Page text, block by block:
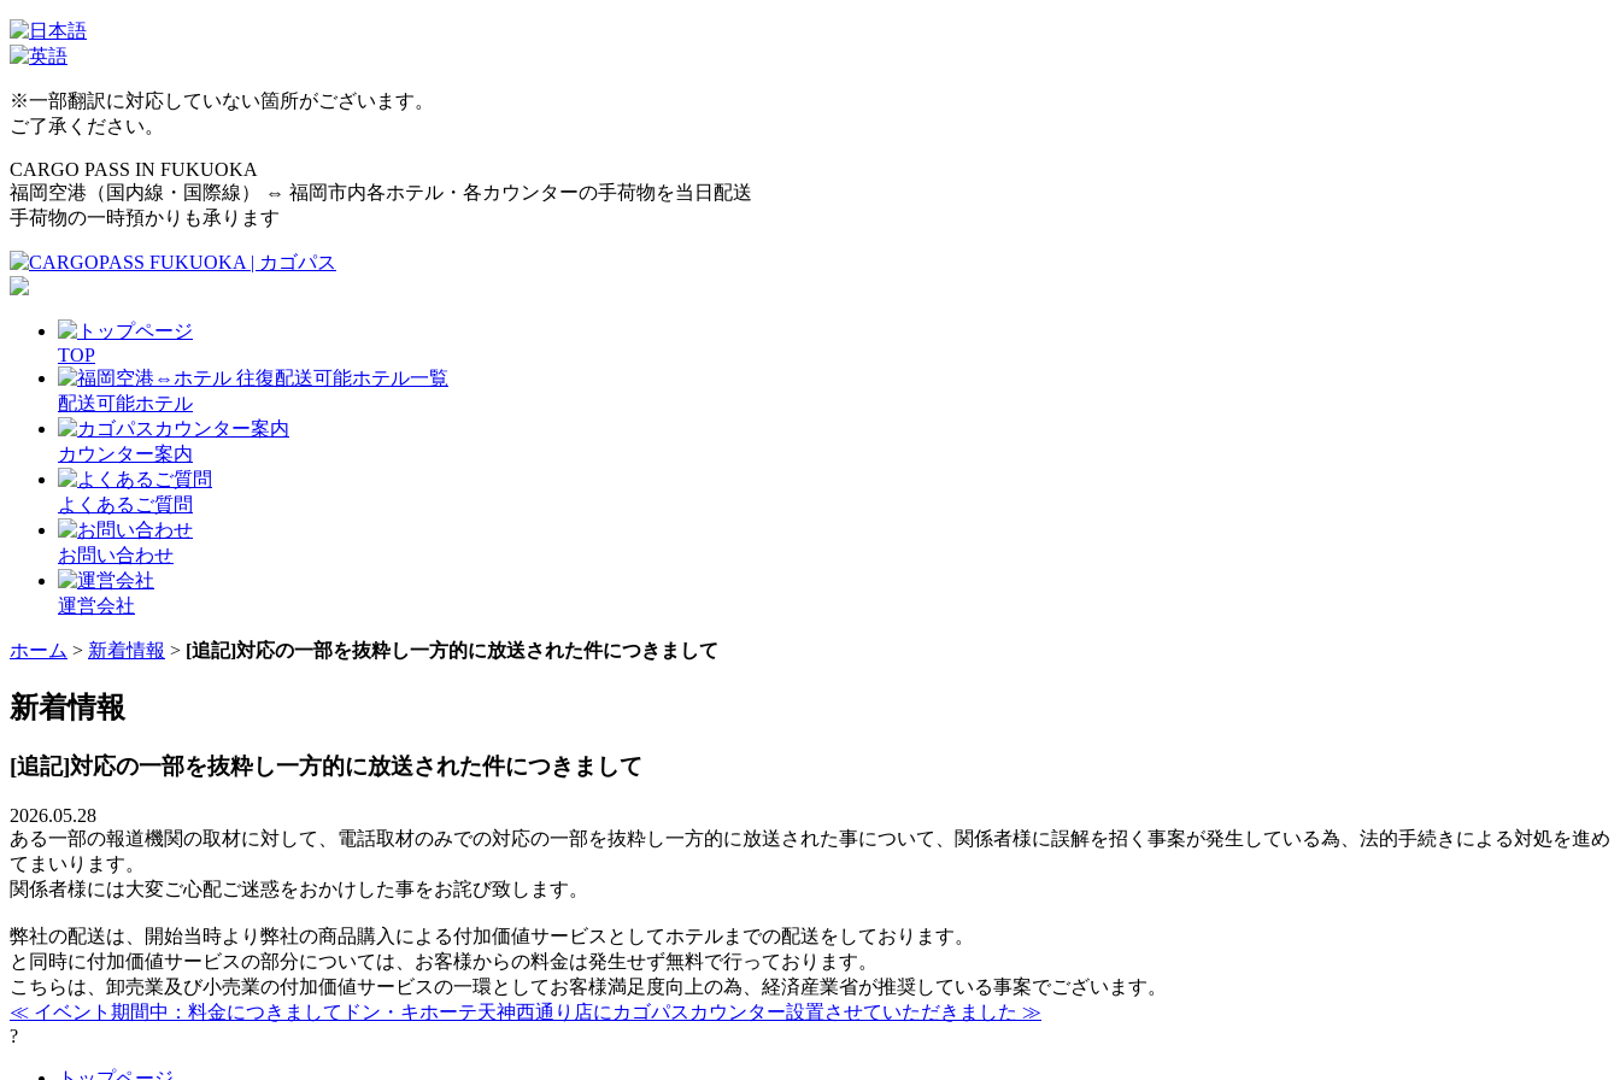
※一部翻訳に対応していない箇所がございます。
ご了承ください。
CARGO PASS IN FUKUOKA
福岡空港（国内線・国際線） ⇔ 福岡市内各ホテル・各カウンターの手荷物を当日配送
手荷物の一時預かりも承ります
TOP
配送可能ホテル
カウンター案内
よくあるご質問
お問い合わせ
運営会社
ホーム > 新着情報 > [追記]対応の一部を抜粋し一方的に放送された件につきまして
新着情報
[追記]対応の一部を抜粋し一方的に放送された件につきまして
2026.05.28
ある一部の報道機関の取材に対して、電話取材のみでの対応の一部を抜粋し一方的に放送された事について、関係者様に誤解を招く事案が発生している為、法的手続きによる対処を進め
てまいります。
関係者様には大変ご心配ご迷惑をおかけした事をお詫び致します。
弊社の配送は、開始当時より弊社の商品購入による付加価値サービスとしてホテルまでの配送をしております。
と同時に付加価値サービスの部分については、お客様からの料金は発生せず無料で行っております。
こちらは、卸売業及び小売業の付加価値サービスの一環としてお客様満足度向上の為、経済産業省が推奨している事案でございます。
≪ イベント期間中：料金につきまして ドン・キホーテ天神西通り店にカゴパスカウンター設置させていただきました ≫
?